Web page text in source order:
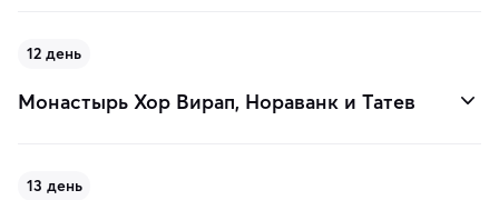
12 день
Монастырь Хор Вирап, Нораванк и Татев
13 день